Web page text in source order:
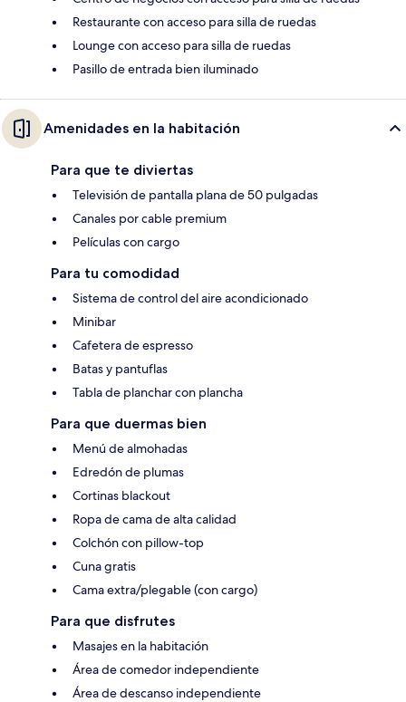
Restaurante con acceso para silla de ruedas
Lounge con acceso para silla de ruedas
Pasillo de entrada bien iluminado
Amenidades en la habitación
Para que te diviertas
Televisión de pantalla plana de 50 pulgadas
Canales por cable premium
Películas con cargo
Para tu comodidad
Sistema de control del aire acondicionado
Minibar
Cafetera de espresso
Batas y pantuflas
Tabla de planchar con plancha
Para que duermas bien
Menú de almohadas
Edredón de plumas
Cortinas blackout
Ropa de cama de alta calidad
Colchón con pillow-top
Cuna gratis
Cama extra/plegable (con cargo)
Para que disfrutes
Masajes en la habitación
Área de comedor independiente
Área de descanso independiente